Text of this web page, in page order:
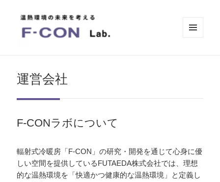
by FUTAEDA
運営会社
F-CONラボについて
輻射式冷暖房「F-CON」の研究・開発を通じて心身に優
しい空間を提供しているFUTAEDA株式会社では、理想
的な温熱環境を「快適かつ健康的な温熱環境」と定義し